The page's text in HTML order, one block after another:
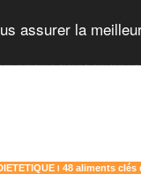
assurer la
48 aliments